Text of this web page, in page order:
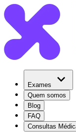
Exames
Quem somos
Blog
FAQ
Consultas